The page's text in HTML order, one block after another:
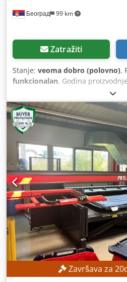
Београд 99 km
Zatražiti
Stanje: veoma dobro (polovno),
funkcionalan, Godina
CNC
automatizacije:poluautomatski,
proizvođač kontrolera: Amada,
proizvođač laserskog izvora:
lasera:
, snaga lasera:
(maks.):6 mm, debljina lima
lima od nerđajućeg čelika (maks.):
aluminijskog lima:6 mm,
mm, radna dužina:3.050 mm,
radna visina:380 mm, tačnost
hlađenja:voda, godina
2025, Oprema:CE oznaka,
podmazivanja, dokumentacija/
zaustavljanje, izvlačenje dima,
rashladna jedinica, sigurnosna
turbine in 2025 & vacuum pump
Automation LKI MP 300 Csdpjxa
Završava za 20